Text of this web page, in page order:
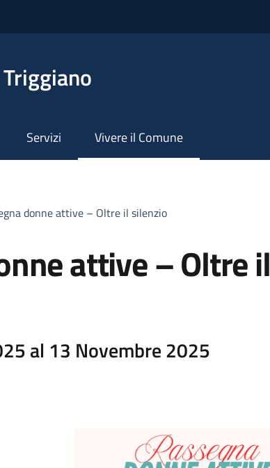
Servizi Vivere il Comune
donne attive – Oltre il silenzio
attive – Oltre il
al 13 Novembre 2025